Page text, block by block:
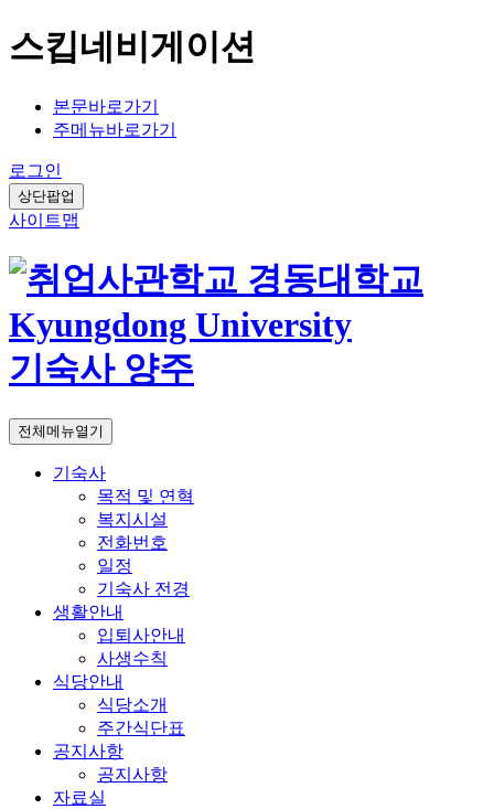
스킵네비게이션
본문바로가기
주메뉴바로가기
로그인
상단팝업
사이트맵
기숙사 양주
전체메뉴열기
기숙사
목적 및 연혁
복지시설
전화번호
일정
기숙사 전경
생활안내
입퇴사안내
사생수칙
식당안내
식당소개
주간식단표
공지사항
공지사항
자료실